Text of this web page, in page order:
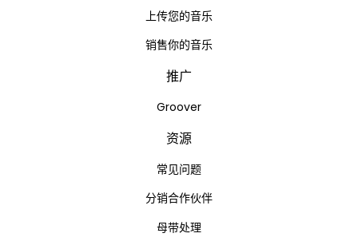
上传您的音乐
销售你的音乐
推广
Groover
资源
常见问题
分销合作伙伴
母带处理